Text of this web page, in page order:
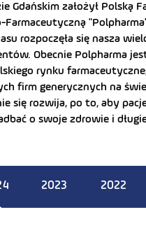
Gdańskim założył Polską
Farmaceutyczną
rozpoczęła się nasza
Obecnie Polpharma
rynku
firm generycznych na
się rozwija, po to, aby
o swoje zdrowie i
2023 2022